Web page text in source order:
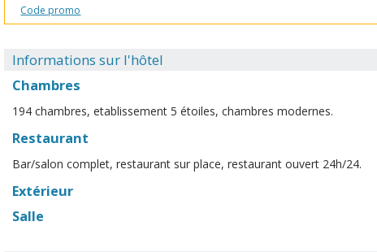
Code promo
Informations sur l'hôtel
Chambres
194 chambres, etablissement 5 étoiles, chambres modernes.
Restaurant
Bar/salon complet, restaurant sur place, restaurant ouvert 24h/24.
Extérieur
Salle